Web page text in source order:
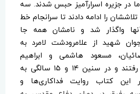
در جزیره اسرارآمیز حبس شدند. سه
تلاششان را ادامه دادند تا سرانجام خط
واگذار شد و نامشان همه جا
شهید از علامرودشت لامرد به
مسعود هاشمی و ابراهیم
ابراهیمی به جبهه رفتند و در سنین ۱۴ و ۱۵ سالگی به
این کتاب روایت فداکاری‌ها و